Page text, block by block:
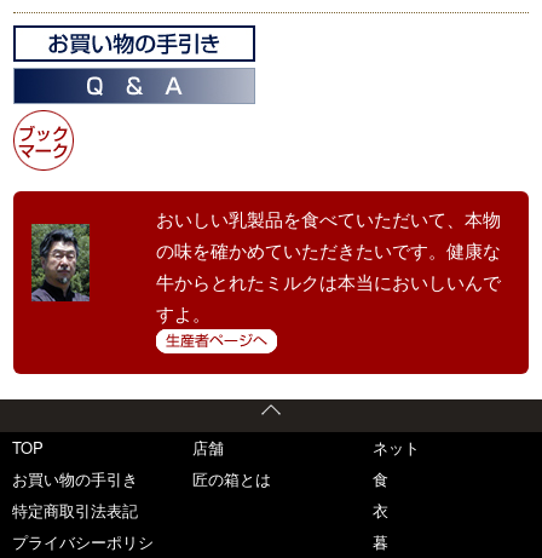
おいしい乳製品を食べていただいて、本物
の味を確かめていただきたいです。健康な
牛からとれたミルクは本当においしいんで
すよ。
TOP
お買い物の手引き
特定商取引法表記
プライバシーポリシ
店舗
匠の箱とは
ネット
食
衣
暮